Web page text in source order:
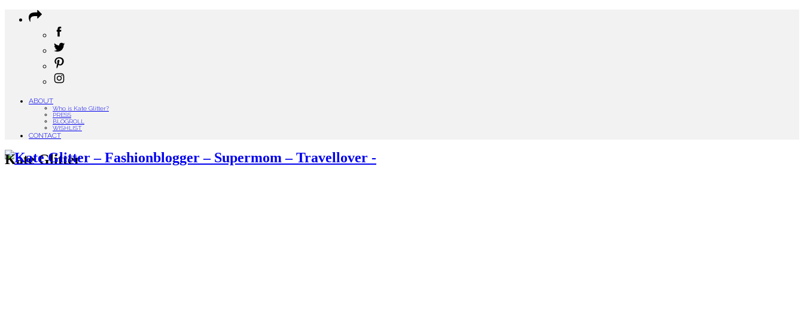
ABOUT
Who is Kate Glitter?
PRESS
BLOGROLL
WISHLIST
CONTACT
Kate Glitter